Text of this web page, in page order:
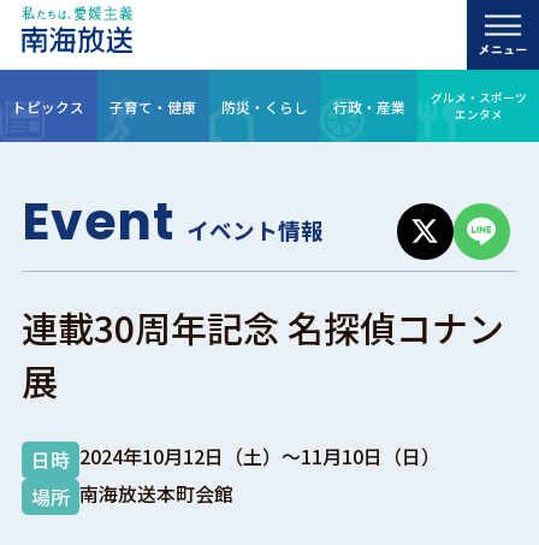
トピックス 子育て・健康 防災・くらし 行政・産業
グルメ・スポーツ
エンタメ
Event イベント情報
連載30周年記念 名探偵コナン
展
日時 2024年10月12日（土）～11月10日（日）
場所 南海放送本町会館